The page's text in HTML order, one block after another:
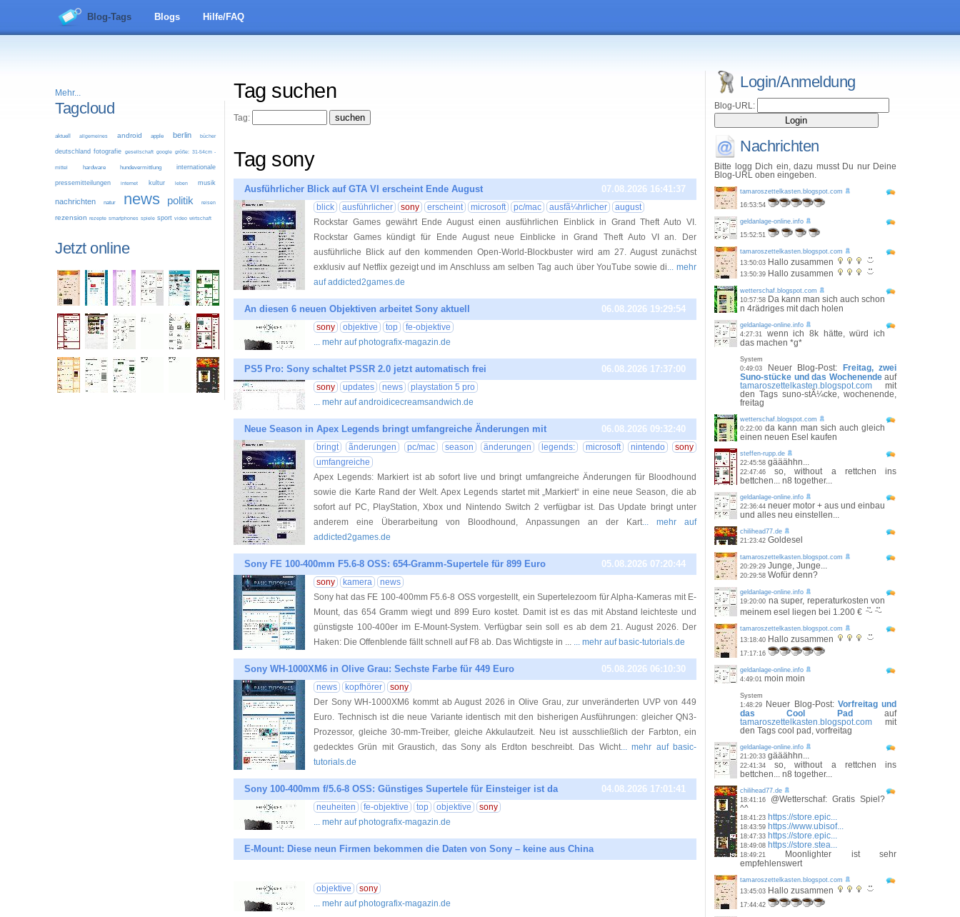
Blog-Tags Blogs Hilfe/FAQ
Mehr...
Tagcloud
aktuell allgemeines android apple berlin bücher
deutschland fotografie gesellschaft google größe: 31-54cm -
mittel hardware hundevermittlung internationale
pressemitteilungen internet kultur leben musik
nachrichten natur news politik reisen
rezension rezepte smartphones spiele sport video wirtschaft
Jetzt online
Tag suchen
Tag:
Tag sony
Ausführlicher Blick auf GTA VI erscheint Ende August 07.08.2026 16:41:37
blick ausführlicher sony erscheint microsoft pc/mac ausfã¼hrlicher
august
Rockstar Games gewährt Ende August einen ausführlichen Einblick in Grand Theft Auto VI.
Rockstar Games kündigt für Ende August neue Einblicke in Grand Theft Auto VI an. Der
ausführliche Blick auf den kommenden Open-World-Blockbuster wird am 27. August zunächst
exklusiv auf Netflix gezeigt und im Anschluss am selben Tag auch über YouTube sowie di... mehr
auf addicted2games.de
An diesen 6 neuen Objektiven arbeitet Sony aktuell 06.08.2026 19:29:54
sony objektive top
fe-objektive
... mehr auf photografix-magazin.de
PS5 Pro: Sony schaltet PSSR 2.0 jetzt automatisch frei 06.08.2026 17:37:00
sony updates news
playstation 5 pro
... mehr auf androidicecreamsandwich.de
Neue Season in Apex Legends bringt umfangreiche Änderungen mit 06.08.2026 09:32:40
bringt ãnderungen pc/mac season änderungen legends: microsoft nintendo
sony
umfangreiche
Apex Legends: Markiert ist ab sofort live und bringt umfangreiche Änderungen für Bloodhound
sowie die Karte Rand der Welt. Apex Legends startet mit „Markiert“ in eine neue Season, die ab
sofort auf PC, PlayStation, Xbox und Nintendo Switch 2 verfügbar ist. Das Update bringt unter
anderem eine Überarbeitung von Bloodhound, Anpassungen an der Kart... mehr auf
addicted2games.de
Sony FE 100-400mm F5.6-8 OSS: 654-Gramm-Supertele für 899 Euro 05.08.2026 07:20:44
sony kamera
news
Sony hat das FE 100-400mm F5.6-8 OSS vorgestellt, ein Supertelezoom für Alpha-Kameras mit E-
Mount, das 654 Gramm wiegt und 899 Euro kostet. Damit ist es das mit Abstand leichteste und
günstigste 100-400er im E-Mount-System. Verfügbar sein soll es ab dem 21. August 2026. Der
Haken: Die Offenblende fällt schnell auf F8 ab. Das Wichtigste in ... ... mehr auf basic-tutorials.de
Sony WH-1000XM6 in Olive Grau: Sechste Farbe für 449 Euro 05.08.2026 06:10:30
news kopfhörer
sony
Der Sony WH-1000XM6 kommt ab August 2026 in Olive Grau, zur unveränderten UVP von 449
Euro. Technisch ist die neue Variante identisch mit den bisherigen Ausführungen: gleicher QN3-
Prozessor, gleiche 30-mm-Treiber, gleiche Akkulaufzeit. Neu ist ausschließlich der Farbton, ein
gedecktes Grün mit Graustich, das Sony als Erdton beschreibt. Das Wicht... mehr auf basic-
tutorials.de
Sony 100-400mm f/5.6-8 OSS: Günstiges Supertele für Einsteiger ist da 04.08.2026 17:01:41
neuheiten fe-objektive top objektive
sony
... mehr auf photografix-magazin.de
E-Mount: Diese neun Firmen bekommen die Daten von Sony – keine aus China
objektive
sony
... mehr auf photografix-magazin.de
Login/Anmeldung
Blog-URL:
Nachrichten
Bitte logg Dich ein, dazu musst Du nur Deine
Blog-URL oben eingeben.
tamaroszettelkasten.blogspot.com
16:53:54
geldanlage-online.info
15:52:51
tamaroszettelkasten.blogspot.com
13:50:03 Hallo zusammen
13:50:39 Hallo zusammen
wetterschaf.blogspot.com
10:57:58 Da kann man sich auch schon
n 4rädriges mit dach holen
geldanlage-online.info
4:27:31 wenn ich 8k hätte, würd ich
das machen *g*
System
0:49:03
Neuer Blog-Post:
Freitag, zwei
Suno-stücke und das Wochenendeauf
tamaroszettelkasten.blogspot.com mit
den Tags suno-stÃ¼cke, wochenende,
freitag
wetterschaf.blogspot.com
0:22:00da kann man sich auch gleich
einen neuen Esel kaufen
steffen-rupp.de
22:45:58 gääähhn...
22:47:46so, without a rettchen ins
bettchen... n8 together...
geldanlage-online.info
22:36:44 neuer motor + aus und einbau
und alles neu einstellen...
chilihead77.de
21:23:42 Goldesel
tamaroszettelkasten.blogspot.com
20:29:29 Junge, Junge...
20:29:58 Wofür denn?
geldanlage-online.info
19:20:00 na super, reperaturkosten von
meinem esel liegen bei 1.200 €
tamaroszettelkasten.blogspot.com
13:18:40 Hallo zusammen
17:17:16
geldanlage-online.info
4:49:01 moin moin
System
1:48:29
Neuer Blog-Post: Vorfreitag und
das Cool Pad
auf
tamaroszettelkasten.blogspot.com mit
den Tags cool pad, vorfreitag
geldanlage-online.info
21:20:33 gääähhn...
22:41:34so, without a rettchen ins
bettchen... n8 together...
chilihead77.de
18:41:16 @Wetterschaf: Gratis Spiel?
^^
18:41:23 https://store.epic...
18:43:59 https://www.ubisof...
18:47:33 https://store.epic...
18:49:08 https://store.stea...
18:49:21
Moonlighter ist sehr
empfehlenswert
tamaroszettelkasten.blogspot.com
13:45:03 Hallo zusammen
17:44:42